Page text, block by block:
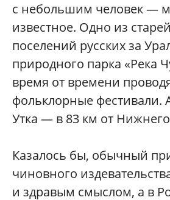
с небольшим человек —
известное. Одно из
поселений русских за
природного парка «Река
время от времени
фольклорные фестивали.
Утка — в 83 км от
Казалось бы, обычный
чиновного
и здравым смыслом, а в